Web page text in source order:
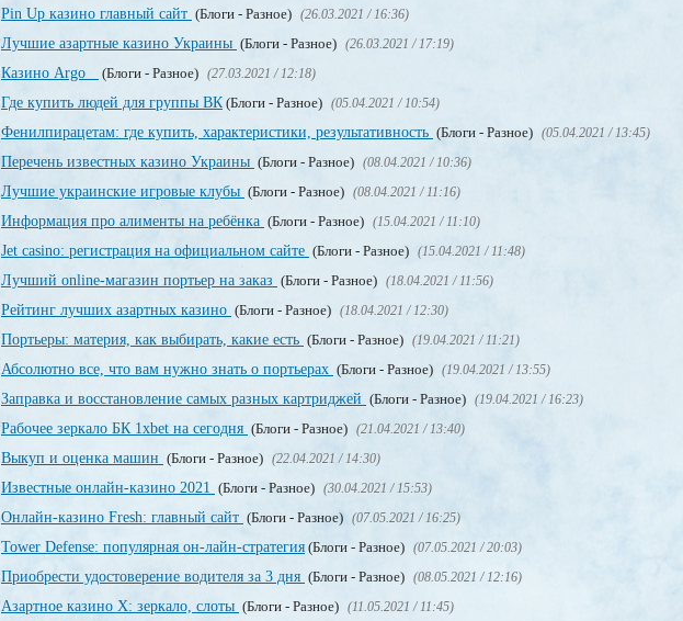
Pin Up казино главный сайт (Блоги - Разное) (26.03.2021 / 16:36)
Лучшие азартные казино Украины (Блоги - Разное) (26.03.2021 / 17:19)
Казино Argo (Блоги - Разное) (27.03.2021 / 12:18)
Где купить людей для группы ВК(Блоги - Разное) (05.04.2021 / 10:54)
Фенилпирацетам: где купить, характеристики, результативность (Блоги - Разное) (05.04.2021 / 13:45)
Перечень известных казино Украины (Блоги - Разное) (08.04.2021 / 10:36)
Лучшие украинские игровые клубы (Блоги - Разное) (08.04.2021 / 11:16)
Информация про алименты на ребёнка (Блоги - Разное) (15.04.2021 / 11:10)
Jet casino: регистрация на официальном сайте (Блоги - Разное) (15.04.2021 / 11:48)
Лучший online-магазин портьер на заказ (Блоги - Разное) (18.04.2021 / 11:56)
Рейтинг лучших азартных казино (Блоги - Разное) (18.04.2021 / 12:30)
Портьеры: материя, как выбирать, какие есть (Блоги - Разное) (19.04.2021 / 11:21)
Абсолютно все, что вам нужно знать о портьерах (Блоги - Разное) (19.04.2021 / 13:55)
Заправка и восстановление самых разных картриджей (Блоги - Разное) (19.04.2021 / 16:23)
Рабочее зеркало БК 1xbet на сегодня (Блоги - Разное) (21.04.2021 / 13:40)
Выкуп и оценка машин (Блоги - Разное) (22.04.2021 / 14:30)
Известные онлайн-казино 2021 (Блоги - Разное) (30.04.2021 / 15:53)
Онлайн-казино Fresh: главный сайт (Блоги - Разное) (07.05.2021 / 16:25)
Tower Defense: популярная он-лайн-стратегия (Блоги - Разное) (07.05.2021 / 20:03)
Приобрести удостоверение водителя за 3 дня (Блоги - Разное) (08.05.2021 / 12:16)
Азартное казино X: зеркало, слоты (Блоги - Разное) (11.05.2021 / 11:45)